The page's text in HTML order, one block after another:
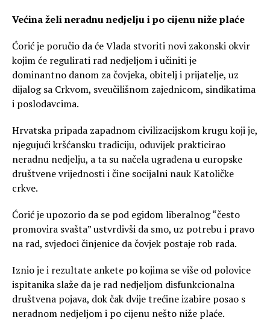
Većina želi neradnu nedjelju i po cijenu niže plaće
Ćorić je poručio da će Vlada stvoriti novi zakonski okvir
kojim će regulirati rad nedjeljom i učiniti je
dominantno danom za čovjeka, obitelj i prijatelje, uz
dijalog sa Crkvom, sveučilišnom zajednicom, sindikatima
i poslodavcima.
Hrvatska pripada zapadnom civilizacijskom krugu koji je,
njegujući kršćansku tradiciju, oduvijek prakticirao
neradnu nedjelju, a ta su načela ugrađena u europske
društvene vrijednosti i čine socijalni nauk Katoličke
crkve.
Ćorić je upozorio da se pod egidom liberalnog “često
promovira svašta” ustvrdivši da smo, uz potrebu i pravo
na rad, svjedoci činjenice da čovjek postaje rob rada.
Iznio je i rezultate ankete po kojima se više od polovice
ispitanika slaže da je rad nedjeljom disfunkcionalna
društvena pojava, dok čak dvije trećine izabire posao s
neradnom nedjeljom i po cijenu nešto niže plaće.